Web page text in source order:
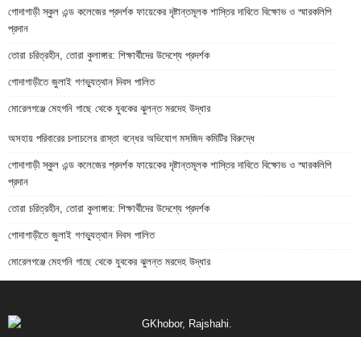
গোদাগাড়ী স্কুল এন্ড কলেজের প্রদর্শক ফায়েকের দৃষ্টান্তমূলক শাস্তির দাবিতে বিক্ষোভ ও স্মারকলিপি
প্রদান
তোরা চরিত্রহীন, তোরা কুলাঙ্গার: শিক্ষার্থীদের উদেশ্যে প্রদর্শক
গোদাগাড়ীতে জুলাই গণভ্যুত্থান দিবস পালিত
মোরেলগঞ্জে মেহগনি গাছে থেকে যুবকের ঝুলন্ত মরদেহ উদ্ধার
অসহায় পরিবারের চলাচলের রাস্তা বন্ধের অভিযোগ মসজিদ কমিটির বিরুদ্ধে
গোদাগাড়ী স্কুল এন্ড কলেজের প্রদর্শক ফায়েকের দৃষ্টান্তমূলক শাস্তির দাবিতে বিক্ষোভ ও স্মারকলিপি
প্রদান
তোরা চরিত্রহীন, তোরা কুলাঙ্গার: শিক্ষার্থীদের উদেশ্যে প্রদর্শক
গোদাগাড়ীতে জুলাই গণভ্যুত্থান দিবস পালিত
মোরেলগঞ্জে মেহগনি গাছে থেকে যুবকের ঝুলন্ত মরদেহ উদ্ধার